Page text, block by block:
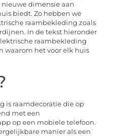
nieuwe dimensie aan
biedt. Zo hebben we
raambekleding zoals
In de tekst hieronder
raambekleding
waarom het voor elk huis
is raamdecoratie die op
met een
op een mobiele telefoon.
manier als een